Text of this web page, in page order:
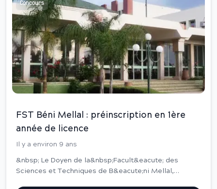
Concours
FST Béni Mellal : préinscription en 1ère
année de licence
Il y a environ 9 ans
&nbsp; Le Doyen de la&nbsp;Facult&eacute; des
Sciences et Techniques de B&eacute;ni Mellal,